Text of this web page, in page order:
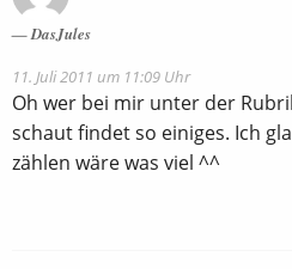
DasJules
11. Juli 2011 um 11:09 Uhr
Oh wer bei mir unter der
schaut findet so einiges. Ich
zählen wäre was viel ^^